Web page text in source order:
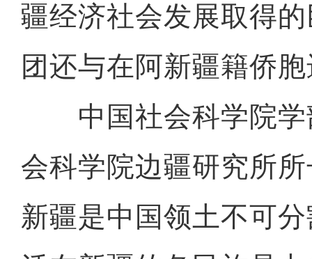
疆经济社会发展取得
团还与在阿新疆籍侨
中国社会科学院学
会科学院边疆研究所
新疆是中国领土不可